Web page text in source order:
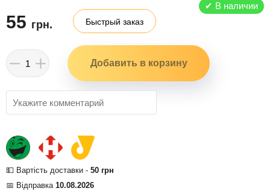
✔ В наличии
55 грн. Быстрый заказ
💵 Вартість доставки - 50 грн
📅 Відправка 10.08.2026